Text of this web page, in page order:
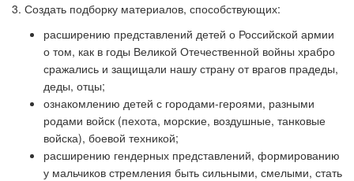
3. Создать подборку материалов, способствующих:
расширению представлений детей о Российской армии
о том, как в годы Великой Отечественной войны храбро
сражались и защищали нашу страну от врагов прадеды,
деды, отцы;
ознакомлению детей с городами-героями, разными
родами войск (пехота, морские, воздушные, танковые
войска), боевой техникой;
расширению гендерных представлений, формированию
у мальчиков стремления быть сильными, смелыми, стать